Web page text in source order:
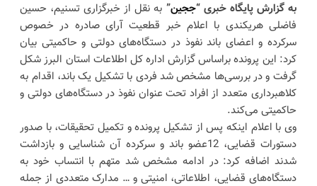
به گزارش پایگاه خبری “ججین” به نقل از خبرگزاری تسنیم، حسین
فاضلی هریکندی ‌با اعلام خبر قطعیت آرای صادره در خصوص
سرکرده و اعضای باند نفوذ در دستگاه‌های دولتی و حاکمیتی بیان
کرد: این پرونده بر‌اساس گزارش اداره کل اطلاعات استان البرز شکل
گرفت و در بررسی‌ها مشخص شد فردی با تشکیل یک باند، اقدام به
کلاهبرداری متعدد از افراد تحت عنوان نفوذ در دستگاه‌های دولتی و
حاکمیتی می‌کند.
وی با اعلام اینکه پس از تشکیل پرونده و تکمیل تحقیقات، با صدور
دستورات قضایی، 12عضو باند و سرکرده آن شناسایی و بازداشت
شدند اضافه کرد: در ادامه مشخص شد متهم با انتساب خود به
دستگاه‌های قضایی، اطلاعاتی، امنیتی و … مدارک متعددی از جمله